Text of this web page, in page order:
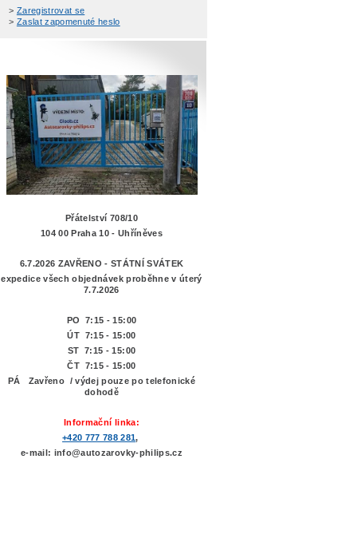
> Zaregistrovat se
> Zaslat zapomenuté heslo
Přátelství 708/10
104 00 Praha 10 - Uhříněves
6.7.2026 ZAVŘENO - STÁTNÍ SVÁTEK
expedice všech objednávek proběhne v úterý
7.7.2026
PO 7:15 - 15:00
ÚT 7:15 - 15:00
ST 7:15 - 15:00
ČT 7:15 - 15:00
PÁ Zavřeno / výdej pouze po telefonické
dohodě
Informační linka:
+420 777 788 281,
e-mail: info@autozarovky-philips.cz